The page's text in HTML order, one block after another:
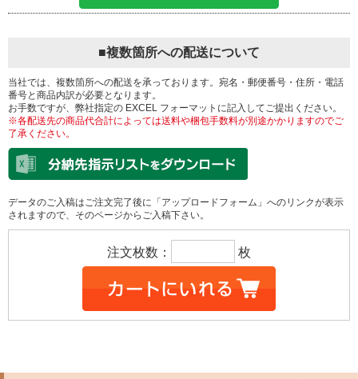
■複数箇所への配送について
当社では、複数箇所への配送を承っております。宛名・郵便番号・住所・電話
番号と商品内訳が必要となります。
お手数ですが、弊社指定の EXCEL フォーマットに記入してご提出ください。
※各配送先の商品代合計によっては送料や梱包手数料が別途かかりますのでご
了承ください。
データのご入稿はご注文完了後に「アップロードフォーム」へのリンクが表示
されますので、そのページからご入稿下さい。
注文枚数： 枚